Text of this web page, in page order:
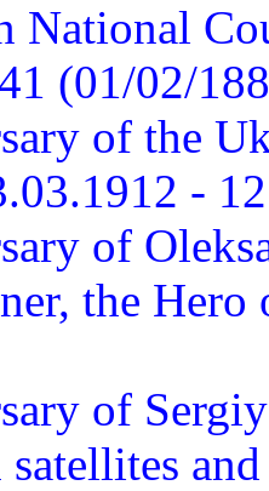
National
(01/02/
of the
-
of
the
of